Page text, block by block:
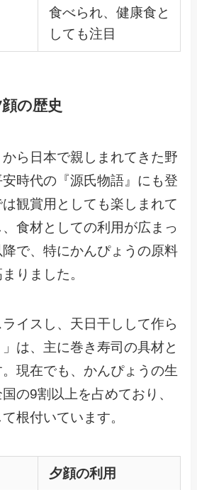
食べられ、健康食と
しても注目
の歴史
ら日本で親しまれてきた野
時代の『源氏物語』にも登
観賞用としても楽しまれて
食材としての利用が広まっ
で、特にかんぴょうの原料
りました。
イスし、天日干しして作ら
は、主に巻き寿司の具材と
現在でも、かんぴょうの生
の9割以上を占めており、
根付いています。
夕顔の利用